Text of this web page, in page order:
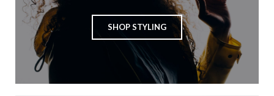
SHOP STYLING